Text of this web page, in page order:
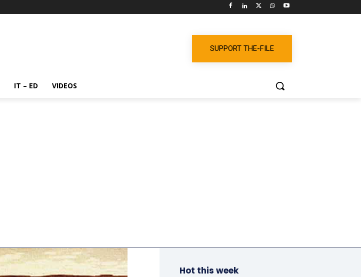
SUPPORT THE-FILE
IT – ED VIDEOS
Hot this week